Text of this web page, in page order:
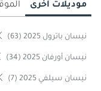
موديلات أخرى
نيسان باترول 2025 (63)
نيسان أورفان 2025 (34)
نيسان سيلفي 2025 (7)